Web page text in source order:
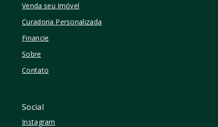
Venda seu Imóvel
Curadoria Personalizada
Financie
Sobre
Contato
Social
Instagram